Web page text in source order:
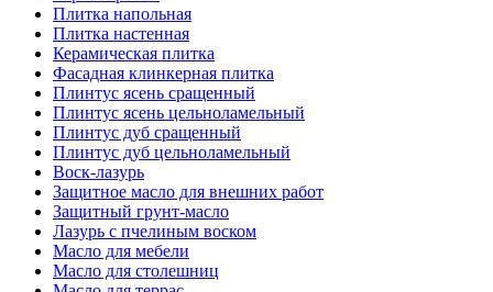
Плитка напольная
Плитка настенная
Керамическая плитка
Фасадная клинкерная плитка
Плинтус ясень сращенный
Плинтус ясень цельноламельный
Плинтус дуб сращенный
Плинтус дуб цельноламельный
Воск-лазурь
Защитное масло для внешних работ
Защитный грунт-масло
Лазурь с пчелиным воском
Масло для мебели
Масло для столешниц